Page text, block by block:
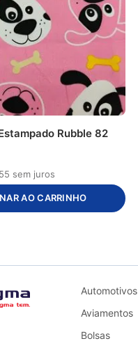
Rubble 82
55 sem juros
AO CARRINHO
Automotivos
Aviamentos
Bolsas